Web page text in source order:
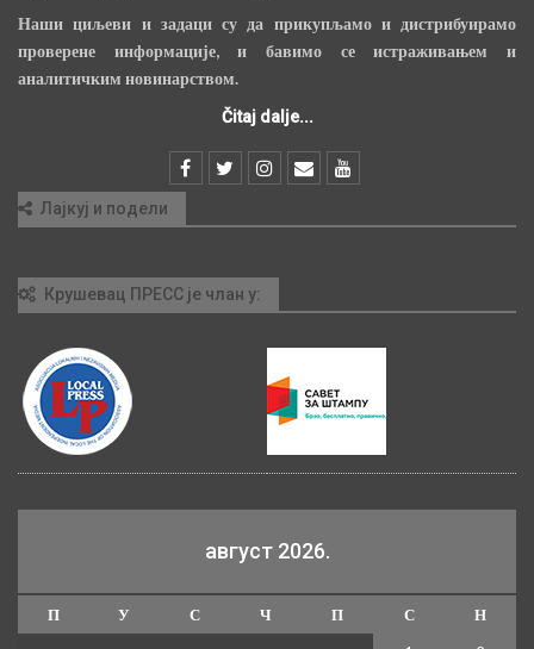
Наши циљеви и задаци су да прикупљамо и дистрибуирамо
проверене информације, и бавимо се истраживањем и
аналитичким новинарством.
Čitaj dalje...
Лајкуј и подели
Крушевац ПРЕСС је члан у:
август 2026.
П У С Ч П С
Н